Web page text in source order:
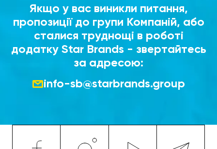
Якщо у вас виникли питання,
пропозиції до групи Компаній, або
сталися труднощі в роботі
додатку Star Brands - звертайтесь
за адресою:
info-sb@starbrands.group